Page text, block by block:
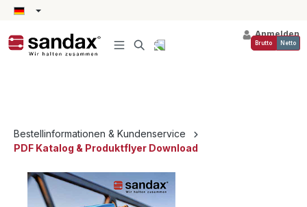
springen
Anmelden
Brutto Netto
Bestellinformationen & Kundenservice
PDF Katalog & Produktflyer Download